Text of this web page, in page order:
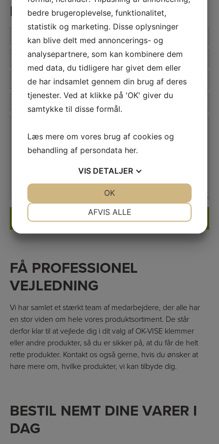
KONTAKT OS
Telefon
Firmanavn
FÅ PROFESSIONEL
VEJLEDNING
Vi har samlet et stærkt team af medarbejdere, der alle har
en stor viden om hele vores produktsortiment. De står
derfor klar til at vejlede dig i dit valg af OK-VISE klemmer
eller andre produkter, så du er sikker på, at du får de helt
rette produkter. Kontakt os også gerne, hvis du ønsker at
høre mere om, hvilke produkter, vi kan tilbyde dig.
BESTIL NEMT DINE VARER I
DAG
bedre brugeroplevelse, funktionalitet,
statistik og marketing. Disse oplysninger
kan blive delt med annoncerings- og
analysepartnere, som kan kombinere dem
med data, du tidligere har givet dem eller
de har indsamlet gennem din brug af deres
tjenester. Ved at klikke på 'OK' giver du
samtykke til disse formål.
Læs mere om vores brug af cookies og
behandling af persondata her.
VIS DETALJER
AFVIS ALLE
OK